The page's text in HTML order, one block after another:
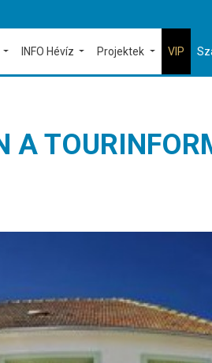
INFO Hévíz Projektek VIP
A